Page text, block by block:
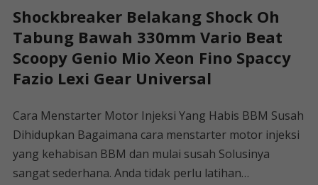
Shockbreaker Belakang Shock Oh
Tabung Bawah 330mm Vario Beat
Scoopy Genio Mio Xeon Fino Spaccy
Fazio Lexi Gear Universal
Cara Menstarter Motor Injeksi Yang Habis BBM Susah
Dihidupkan Bagaimana cara menstarter motor injeksi
yang kehabisan BBM dan mulai susah Solusinya
sangat sederhana. Anda tidak perlu latihan…